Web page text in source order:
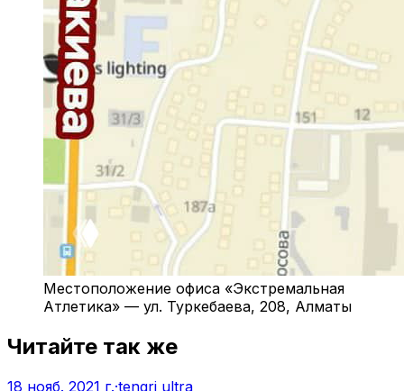
Местоположение офиса «Экстремальная
Атлетика» — ул. Туркебаева, 208, Алматы
Читайте так же
18 нояб. 2021 г.·tengri ultra